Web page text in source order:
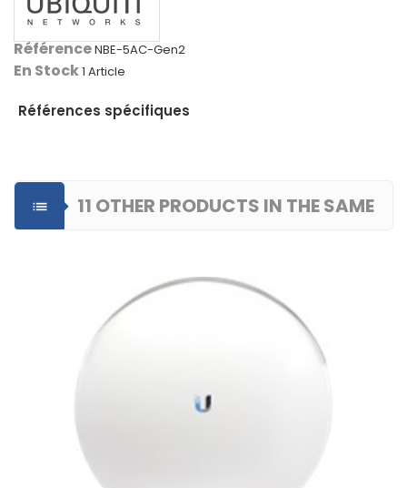
RéférenceNBE-5AC-Gen2
En Stock1 Article
Références spécifiques

11 OTHER PRODUCTS IN THE SAME